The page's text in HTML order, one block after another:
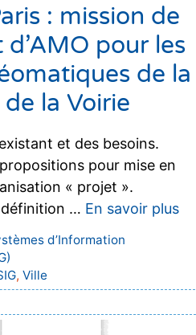
: mission de
pour les
de la
la Voirie
et des besoins.
pour mise en
« projet ».
définition … En savoir plus
d’Information
,Ville